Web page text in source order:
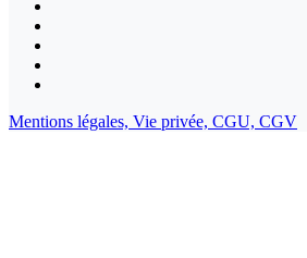
Mentions légales, Vie privée, CGU, CGV